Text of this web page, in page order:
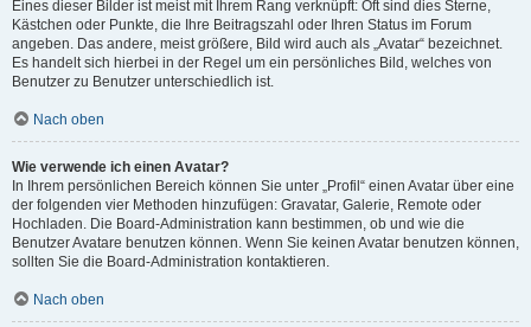
Eines dieser Bilder ist meist mit Ihrem Rang verknüpft: Oft sind dies Sterne,
Kästchen oder Punkte, die Ihre Beitragszahl oder Ihren Status im Forum
angeben. Das andere, meist größere, Bild wird auch als „Avatar“ bezeichnet.
Es handelt sich hierbei in der Regel um ein persönliches Bild, welches von
Benutzer zu Benutzer unterschiedlich ist.
Nach oben
Wie verwende ich einen Avatar?
In Ihrem persönlichen Bereich können Sie unter „Profil“ einen Avatar über eine
der folgenden vier Methoden hinzufügen: Gravatar, Galerie, Remote oder
Hochladen. Die Board-Administration kann bestimmen, ob und wie die
Benutzer Avatare benutzen können. Wenn Sie keinen Avatar benutzen können,
sollten Sie die Board-Administration kontaktieren.
Nach oben